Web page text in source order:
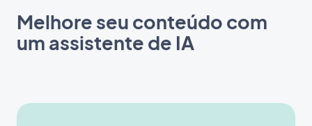
Melhore seu conteúdo com
um assistente de IA